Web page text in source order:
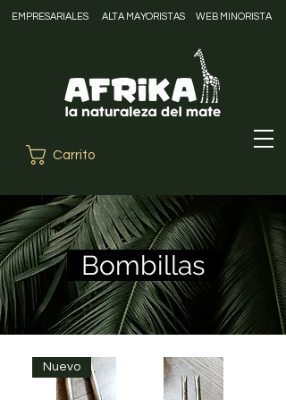
EMPRESARIALES ALTA MAYORISTAS WEB MINORISTA
Carrito
Bombillas
Nuevo